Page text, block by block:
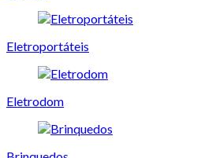
Eletroportáteis
Eletrodom